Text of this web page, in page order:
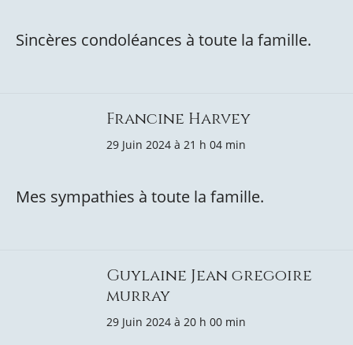
Sincères condoléances à toute la famille.
Francine Harvey
29 Juin 2024 à 21 h 04 min
Mes sympathies à toute la famille.
Guylaine Jean gregoire
murray
29 Juin 2024 à 20 h 00 min